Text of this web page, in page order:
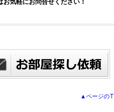
お気軽にお問合せください！
▲ページの